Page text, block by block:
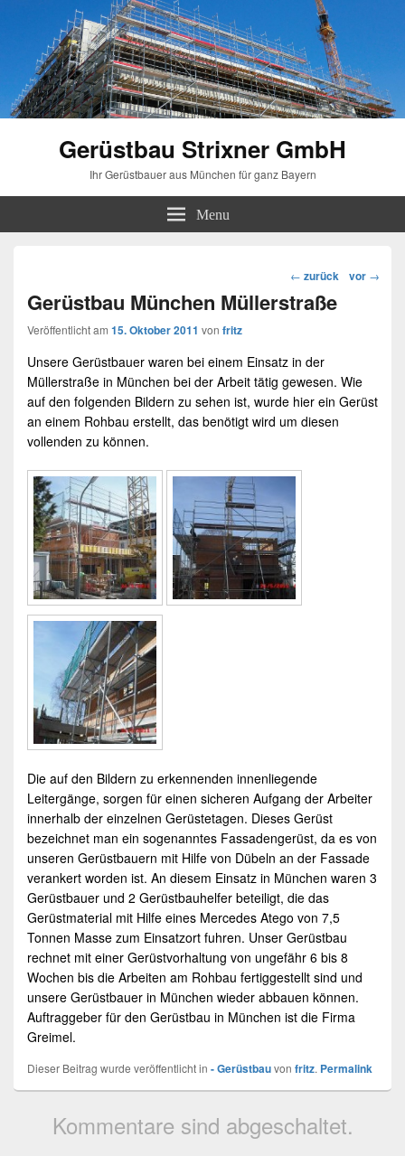
Gerüstbau Strixner GmbH
Ihr Gerüstbauer aus München für ganz Bayern
Menu
Beitragsnavigation
← zurück vor →
Gerüstbau München Müllerstraße
Veröffentlicht am 15. Oktober 2011 von fritz
Unsere Gerüstbauer waren bei einem Einsatz in der
Müllerstraße in München bei der Arbeit tätig gewesen. Wie
auf den folgenden Bildern zu sehen ist, wurde hier ein Gerüst
an einem Rohbau erstellt, das benötigt wird um diesen
vollenden zu können.
Die auf den Bildern zu erkennenden innenliegende
Leitergänge, sorgen für einen sicheren Aufgang der Arbeiter
innerhalb der einzelnen Gerüstetagen. Dieses Gerüst
bezeichnet man ein sogenanntes Fassadengerüst, da es von
unseren Gerüstbauern mit Hilfe von Dübeln an der Fassade
verankert worden ist. An diesem Einsatz in München waren 3
Gerüstbauer und 2 Gerüstbauhelfer beteiligt, die das
Gerüstmaterial mit Hilfe eines Mercedes Atego von 7,5
Tonnen Masse zum Einsatzort fuhren. Unser Gerüstbau
rechnet mit einer Gerüstvorhaltung von ungefähr 6 bis 8
Wochen bis die Arbeiten am Rohbau fertiggestellt sind und
unsere Gerüstbauer in München wieder abbauen können.
Auftraggeber für den Gerüstbau in München ist die Firma
Greimel.
Dieser Beitrag wurde veröffentlicht in - Gerüstbauvon fritz. Permalink
Kommentare sind abgeschaltet.